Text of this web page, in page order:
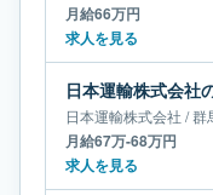
月給66万円
求人を見る
日本運輸株式会社 /群
月給67万-68万円
求人を見る